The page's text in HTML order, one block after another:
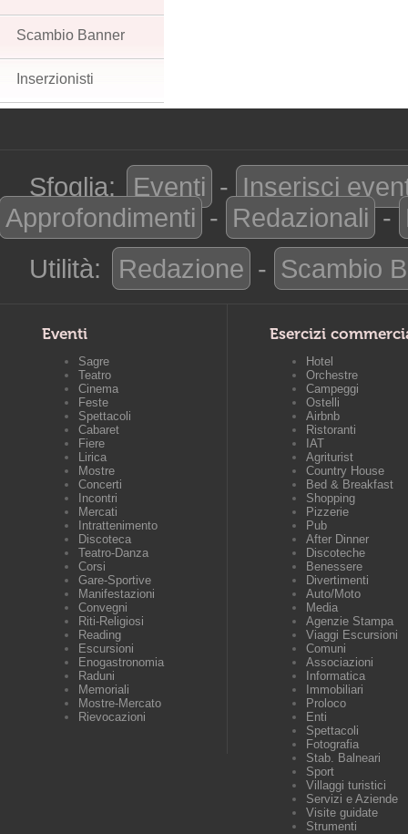
Scambio Banner
Inserzionisti
Sfoglia: Eventi - Inserisci
Approfondimenti - Redazionali -
Utilità:
Redazione - Scambio
Eventi
Sagre
Teatro
Cinema
Feste
Spettacoli
Cabaret
Fiere
Lirica
Mostre
Concerti
Incontri
Mercati
Intrattenimento
Discoteca
Teatro-Danza
Corsi
Gare-Sportive
Manifestazioni
Convegni
Riti-Religiosi
Reading
Escursioni
Enogastronomia
Raduni
Memoriali
Mostre-Mercato
Rievocazioni
Esercizi
Hotel
Orchestre
Campeggi
Ostelli
Airbnb
Ristoranti
IAT
Agriturist
Country House
Bed & Breakfast
Shopping
Pizzerie
Pub
After Dinner
Discoteche
Benessere
Divertimenti
Auto/Moto
Media
Agenzie Stampa
Viaggi Escursioni
Comuni
Associazioni
Informatica
Immobiliari
Proloco
Enti
Spettacoli
Fotografia
Stab. Balneari
Sport
Villaggi turistici
Servizi e Aziende
Visite guidate
Strumenti